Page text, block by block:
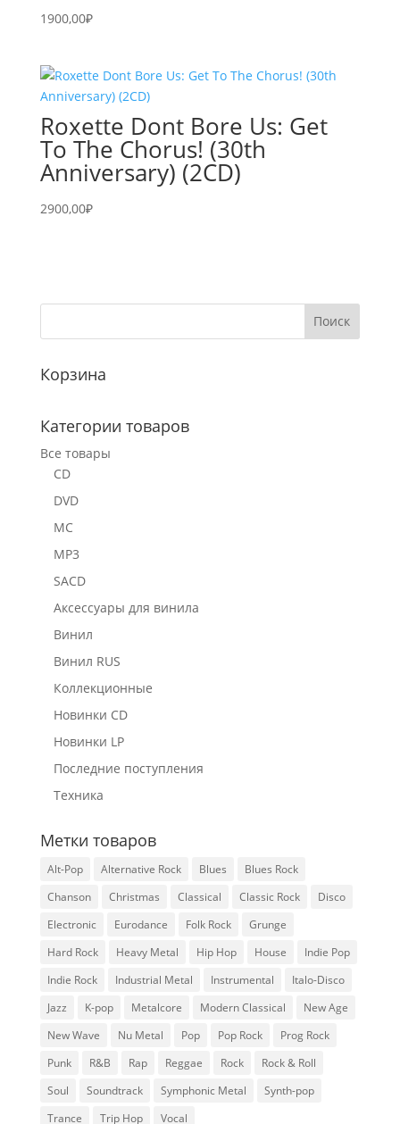
1900,00₽
Roxette Dont Bore Us: Get
To The Chorus! (30th
Anniversary) (2CD)
2900,00₽
Корзина
Категории товаров
Все товары
CD
DVD
MC
MP3
SACD
Аксессуары для винила
Винил
Винил RUS
Коллекционные
Новинки CD
Новинки LP
Последние поступления
Техника
Метки товаров
Alt-Pop Alternative Rock Blues
Blues Rock
Chanson
Christmas Classical Classic Rock
Disco
Electronic
Eurodance Folk Rock
Grunge
Hard Rock
Heavy Metal Hip Hop House
Indie Pop
Indie Rock
Industrial Metal Instrumental
Italo-Disco
Jazz
K-pop Metalcore Modern Classical
New Age
New Wave
Nu Metal Pop Pop Rock
Prog Rock
Punk
R&B Rap Reggae Rock
Rock & Roll
Soul
Soundtrack Symphonic Metal
Synth-pop
Trance
Trip Hop Vocal